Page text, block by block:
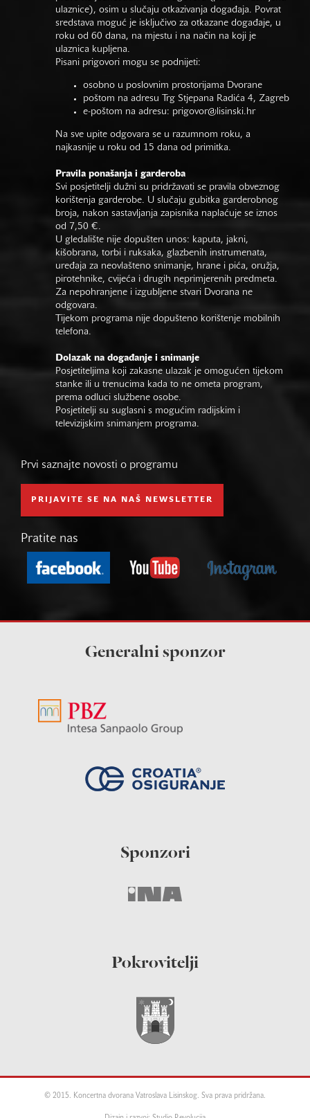
ulaznice), osim u slučaju otkazivanja događaja. Povrat
sredstava moguć je isključivo za otkazane događaje, u
roku od 60 dana, na mjestu i na način na koji je
ulaznica kupljena.
Pisani prigovori mogu se podnijeti:
osobno u poslovnim prostorijama Dvorane
poštom na adresu Trg Stjepana Radića 4, Zagreb
e-poštom na adresu: prigovor@lisinski.hr
Na sve upite odgovara se u razumnom roku, a
najkasnije u roku od 15 dana od primitka.
Pravila ponašanja i garderoba
Svi posjetitelji dužni su pridržavati se pravila obveznog
korištenja garderobe. U slučaju gubitka garderobnog
broja, nakon sastavljanja zapisnika naplaćuje se iznos
od 7,50 €.
U gledalište nije dopušten unos: kaputa, jakni,
kišobrana, torbi i ruksaka, glazbenih instrumenata,
uređaja za neovlašteno snimanje, hrane i pića, oružja,
pirotehnike, cvijeća i drugih neprimjerenih predmeta.
Za nepohranjene i izgubljene stvari Dvorana ne
odgovara.
Tijekom programa nije dopušteno korištenje mobilnih
telefona.
Dolazak na događanje i snimanje
Posjetiteljima koji zakasne ulazak je omogućen tijekom
stanke ili u trenucima kada to ne ometa program,
prema odluci službene osobe.
Posjetitelji su suglasni s mogućim radijskim i
televizijskim snimanjem programa.
Prvi saznajte novosti o programu
PRIJAVITE SE NA NAŠ NEWSLETTER
Pratite nas
Generalni sponzor
Sponzori
Pokrovitelji
© 2015. Koncertna dvorana Vatroslava Lisinskog. Sva prava pridržana.